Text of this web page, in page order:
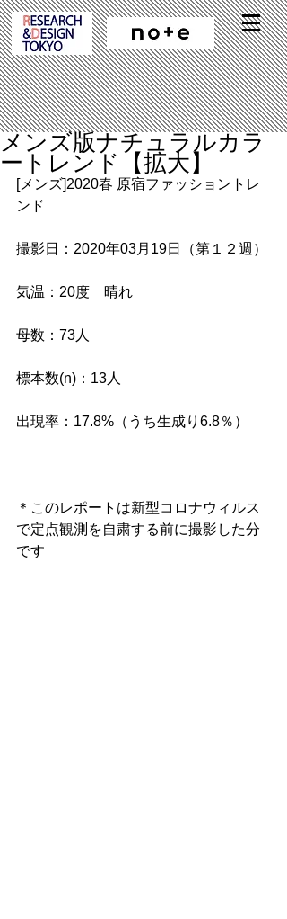
メンズ版ナチュラルカラ
ートレンド【拡大】
[メンズ]2020春 原宿ファッショントレ
ンド
撮影日：2020年03月19日（第１２週）
気温：20度　晴れ
母数：73人
標本数(n)：13人
出現率：17.8%（うち生成り6.8％）
＊このレポートは新型コロナウィルス
で定点観測を自粛する前に撮影した分
です